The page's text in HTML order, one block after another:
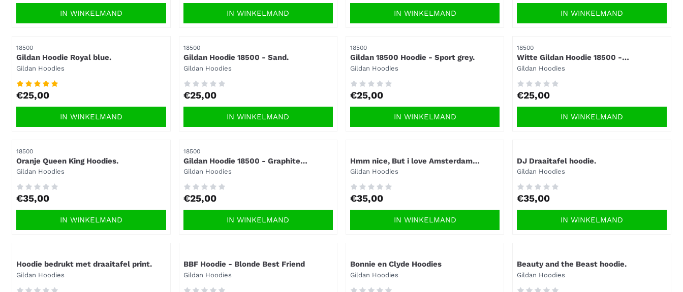
IN WINKELMAND IN WINKELMAND IN WINKELMAND IN WINKELMAND
Artikelnummer
18500
Gildan Hoodie Royal blue.
Merk:
Gildan Hoodies
Prijs: 25,00
€25,00
IN WINKELMAND
Artikelnummer
18500
Gildan Hoodie 18500 - Sand.
Merk:
Gildan Hoodies
Prijs: 25,00
€25,00
IN WINKELMAND
Artikelnummer
18500
Gildan 18500 Hoodie - Sport grey.
Merk:
Gildan Hoodies
Prijs: 25,00
€25,00
IN WINKELMAND
Artikelnummer
18500
Witte Gildan Hoodie 18500 -
Comfortabel, en klaar om te bedrukken.
Merk:
Gildan Hoodies
Prijs: 25,00
€25,00
IN WINKELMAND
Artikelnummer
18500
Oranje Queen King Hoodies.
Merk:
Gildan Hoodies
Prijs: 35,00
€35,00
IN WINKELMAND
Artikelnummer
18500
Gildan Hoodie 18500 - Graphite
Heather.
Merk:
Gildan Hoodies
Prijs: 25,00
€25,00
IN WINKELMAND
Hmm nice, But i love Amsterdam
hoodie.
Merk:
Gildan Hoodies
Prijs: 35,00
€35,00
IN WINKELMAND
DJ Draaitafel hoodie.
Merk:
Gildan Hoodies
Prijs: 35,00
€35,00
IN WINKELMAND
Hoodie bedrukt met draaitafel print.
Merk:
Gildan Hoodies
BBF Hoodie - Blonde Best Friend
Merk:
Gildan Hoodies
Bonnie en Clyde Hoodies
Merk:
Gildan Hoodies
Beauty and the Beast hoodie.
Merk:
Gildan Hoodies